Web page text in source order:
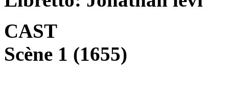
CAST
Scène 1 (1655)